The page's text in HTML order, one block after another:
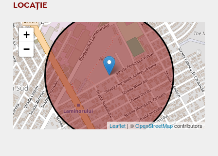
LOCAȚIE
+
−
Leaflet | ©OpenStreetMapcontributors